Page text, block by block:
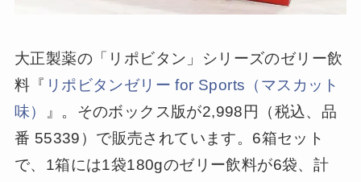
大正製薬の「リポビタン」シリーズのゼリー飲
料『 リポビタンゼリー for Sports（マスカット
味）
』。そのボックス版が2,998円（税込、品
番 55339）で販売されています。6箱セット
で、1箱には1袋180gのゼリー飲料が6袋、計